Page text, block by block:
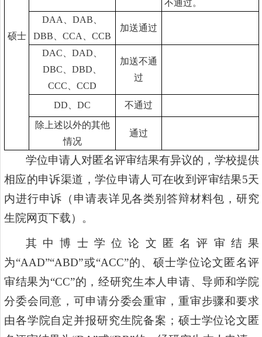
硕士
不通过。
DAA
DAB
DBB
CCA CCB
加送通过
DAC DAD
DBC
DBD
CCC
CCD
加送不通
过
DD DC
不通过
除上述以外的其他
情况
通过
学位申请人对匿名评审结果有异议的，学校提供
相应的申诉渠道，学位申请人可在收到评审结果5天
内进行申诉（申请表详见各类别答辩材料包，研究
生院网页下载）。
其中博士学位论文匿名评审结果
为“AAD”“ABD”或“ACC”的、硕士学位论文匿名评
审结果为“CC”的，经研究生本人申请、导师和学院
分委会同意，可申请分委会重审，重审步骤和要求
由各学院自定并报研究生院备案；硕士学位论文匿